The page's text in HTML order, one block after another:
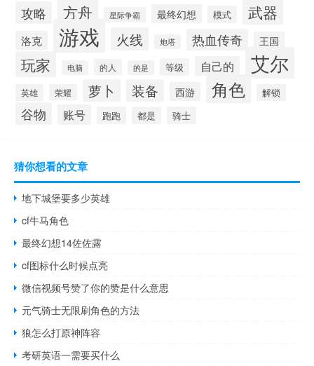
攻略 方舟 星际争霸 最终幻想 模式 武器
洛克 游戏 火线 炮塔 热血传奇 王国
玩家 电脑 的人 的是 等级 自己的 艾尔
英雄 荣耀 萝卜 装备 西游 角色 解锁
谷物 账号 跑跑 都是 骑士
猜你想看的文章
地下城堡要多少英雄
cf牛马角色
最终幻想14佐佐露
cf图标什么时候点亮
微信视频号赞了你的赞是什么意思
元气骑士无限刷角色的方法
狼怎么打原神阵容
考研英语一需要买什么